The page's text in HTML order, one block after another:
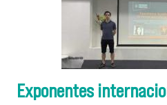
Exponentes